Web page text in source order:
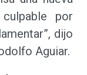
por
dijo
Aguiar.